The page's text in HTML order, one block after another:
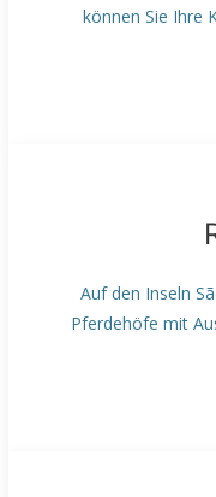
können Sie Ihre
Auf den Inseln
Pferdehöfe mit